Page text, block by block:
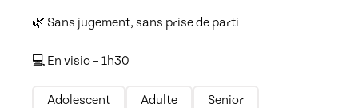
🌿 Sans jugement, sans prise de parti
💻 En visio – 1h30
Adolescent Adulte Senior